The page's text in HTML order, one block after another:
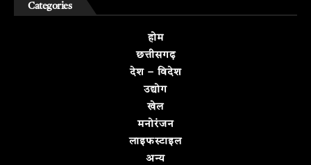
Categories
होम
छत्तीसगढ़
देश – विदेश
उद्योग
खेल
मनोरंजन
लाइफस्टाइल
अन्य